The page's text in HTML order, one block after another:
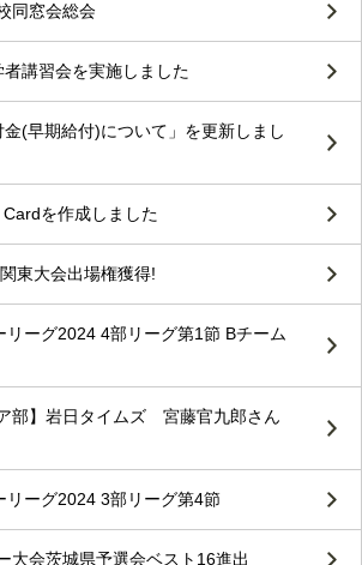
同窓会総会
講習会を実施しました
金(早期給付)について」を更新しまし
を作成しました
東大会出場権獲得!
リーグ2024 4部リーグ第1節 Bチーム
部】岩日タイムズ 宮藤官九郎さん
リーグ2024 3部リーグ第4節
大会茨城県予選会ベスト16進出